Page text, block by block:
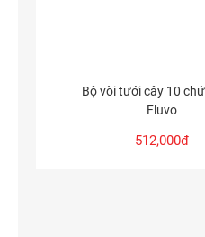
Bộ vòi tưới cây 10
Fluvo
512,000đ